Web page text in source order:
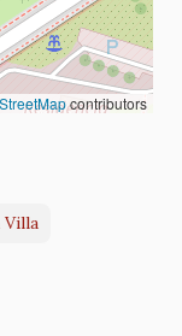
contributors
Villa